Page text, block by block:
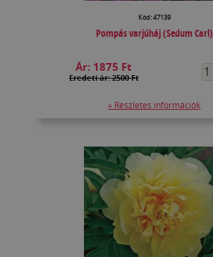
Kód: 47139
Pompás varjúháj (Sedum Carl)
Ár: 1875 Ft
Eredeti ár: 2500 Ft
» Részletes információk